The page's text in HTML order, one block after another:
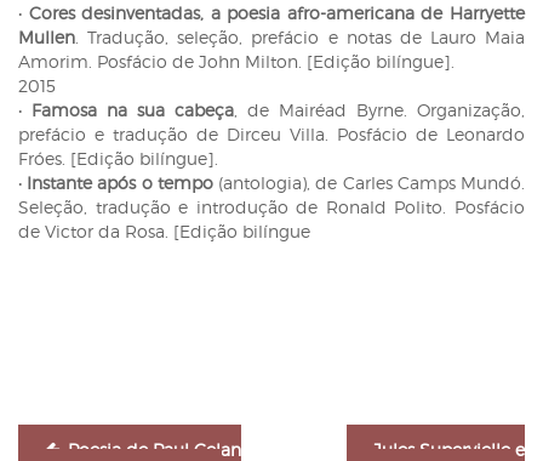
• Cores desinventadas, a poesia afro-americana de Harryette
Mullen . Tradução, seleção, prefácio e notas de Lauro Maia
Amorim. Posfácio de John Milton. [Edição bilíngue].
2015
• Famosa na sua cabeça , de Mairéad Byrne. Organização,
prefácio e tradução de Dirceu Villa. Posfácio de Leonardo
Fróes. [Edição bilíngue].
• Instante após o tempo (antologia), de Carles Camps Mundó.
Seleção, tradução e introdução de Ronald Polito. Posfácio
de Victor da Rosa. [Edição bilíngue
Poesia de Paul Celan
Jules Supervielle e